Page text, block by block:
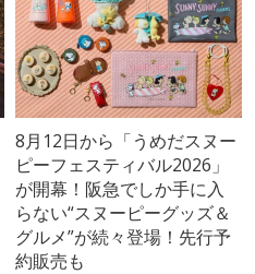
8月12日から「うめだスヌー
ピーフェスティバル2026」
が開幕！阪急でしか手に入
らない“スヌーピーグッズ＆
グルメ”が続々登場！先行予
約販売も